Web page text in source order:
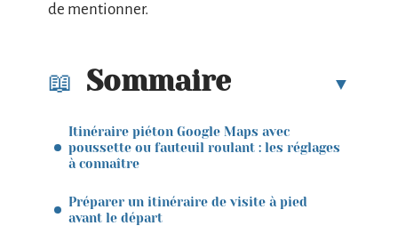
de mentionner.
Sommaire
Itinéraire piéton Google Maps avec
poussette ou fauteuil roulant : les réglages
à connaître
Préparer un itinéraire de visite à pied
avant le départ